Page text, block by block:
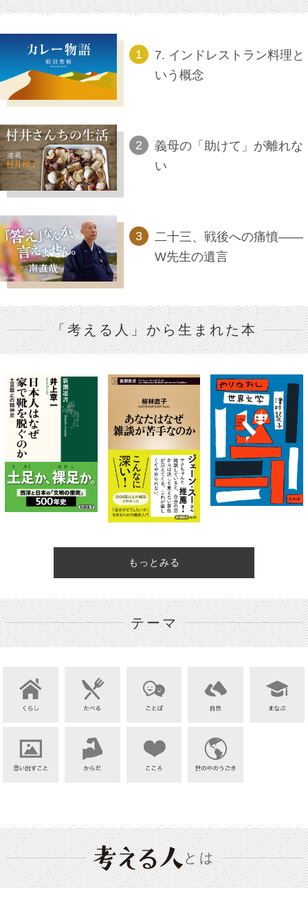
7. インドレストラン料理と
いう概念
義母の「助けて」が離れな
い
二十三、戦後への痛憤――
W先生の遺言
「考える人」から生まれた本
もっとみる
テーマ
とは